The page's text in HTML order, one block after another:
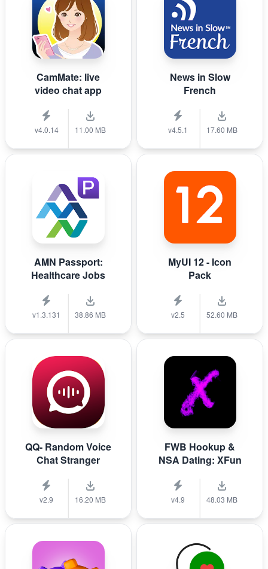
CamMate: live
video chat app
v4.0.14 11.00 MB
News in Slow
French
v4.5.1 17.60 MB
AMN Passport:
Healthcare Jobs
v1.3.131 38.86 MB
MyUI 12 - Icon
Pack
v2.5 52.60 MB
QQ- Random Voice
Chat Stranger
v2.9 16.20 MB
FWB Hookup &
NSA Dating: XFun
v4.9 48.03 MB